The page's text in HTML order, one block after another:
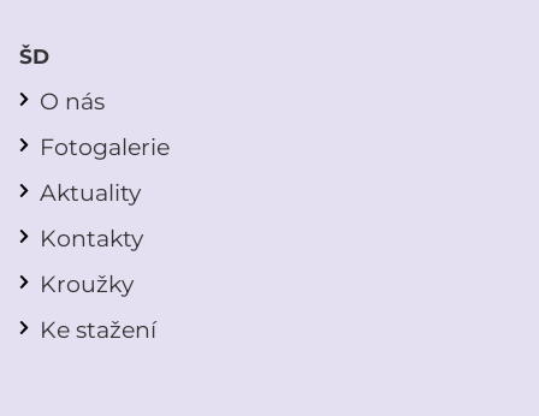
ŠD
O nás
Fotogalerie
Aktuality
Kontakty
Kroužky
Ke stažení